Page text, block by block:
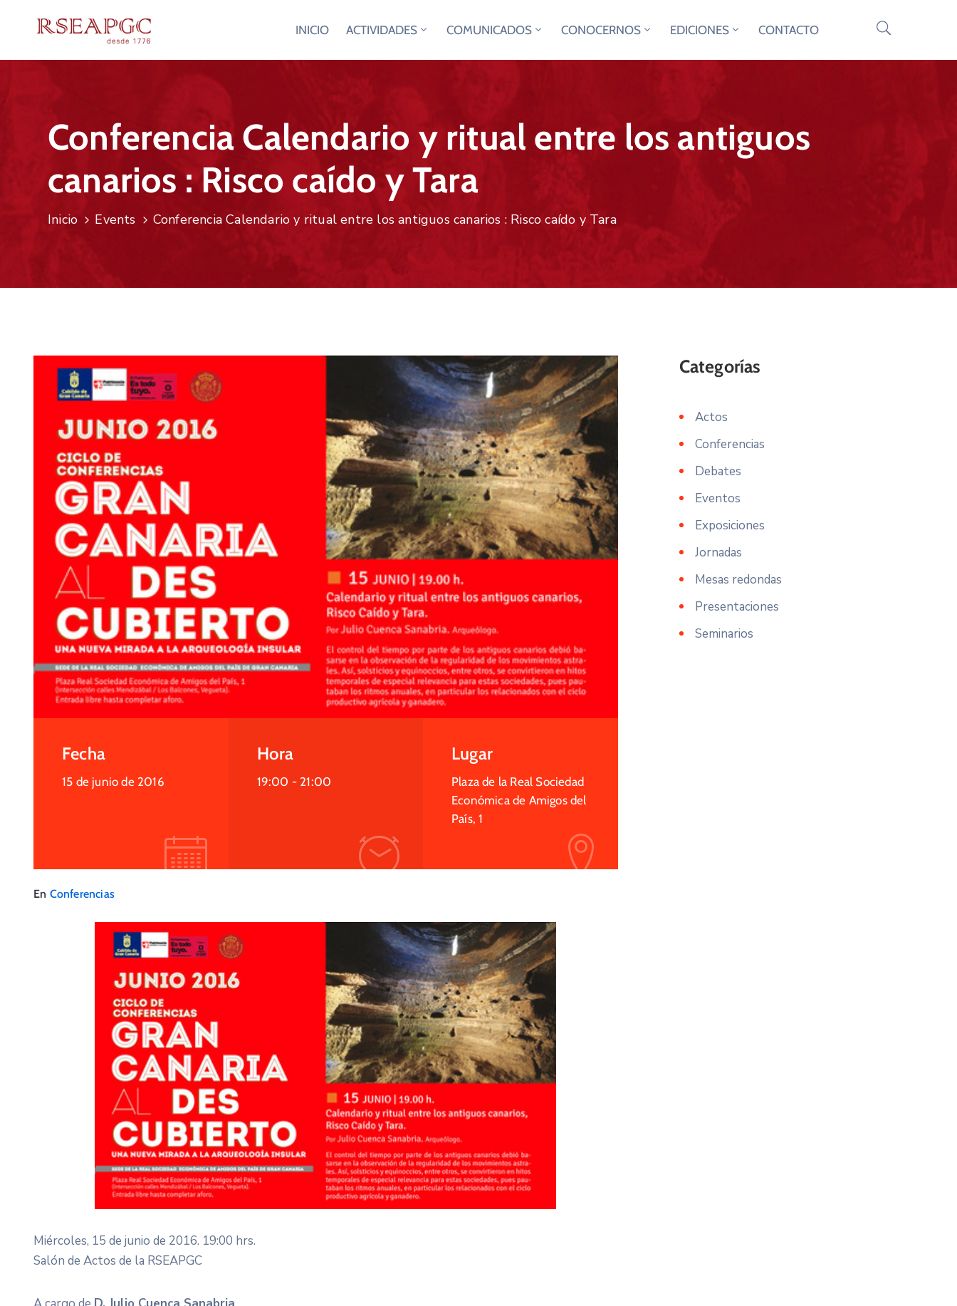
INICIO ACTIVIDADES COMUNICADOS CONOCERNOS EDICIONES CONTACTO
Conferencia Calendario y ritual entre los antiguos
canarios : Risco caído y Tara
Inicio Events Conferencia Calendario y ritual entre los antiguos canarios : Risco caído y Tara
Fecha
15 de junio de 2016
Hora
19:00 - 21:00
Lugar
Plaza de la Real Sociedad
Económica de Amigos del
País, 1
En Conferencias
Miércoles, 15 de junio de 2016. 19:00 hrs.
Salón de Actos de la RSEAPGC
Actos
Conferencias
Debates
Eventos
Exposiciones
Jornadas
Mesas redondas
Presentaciones
Seminarios